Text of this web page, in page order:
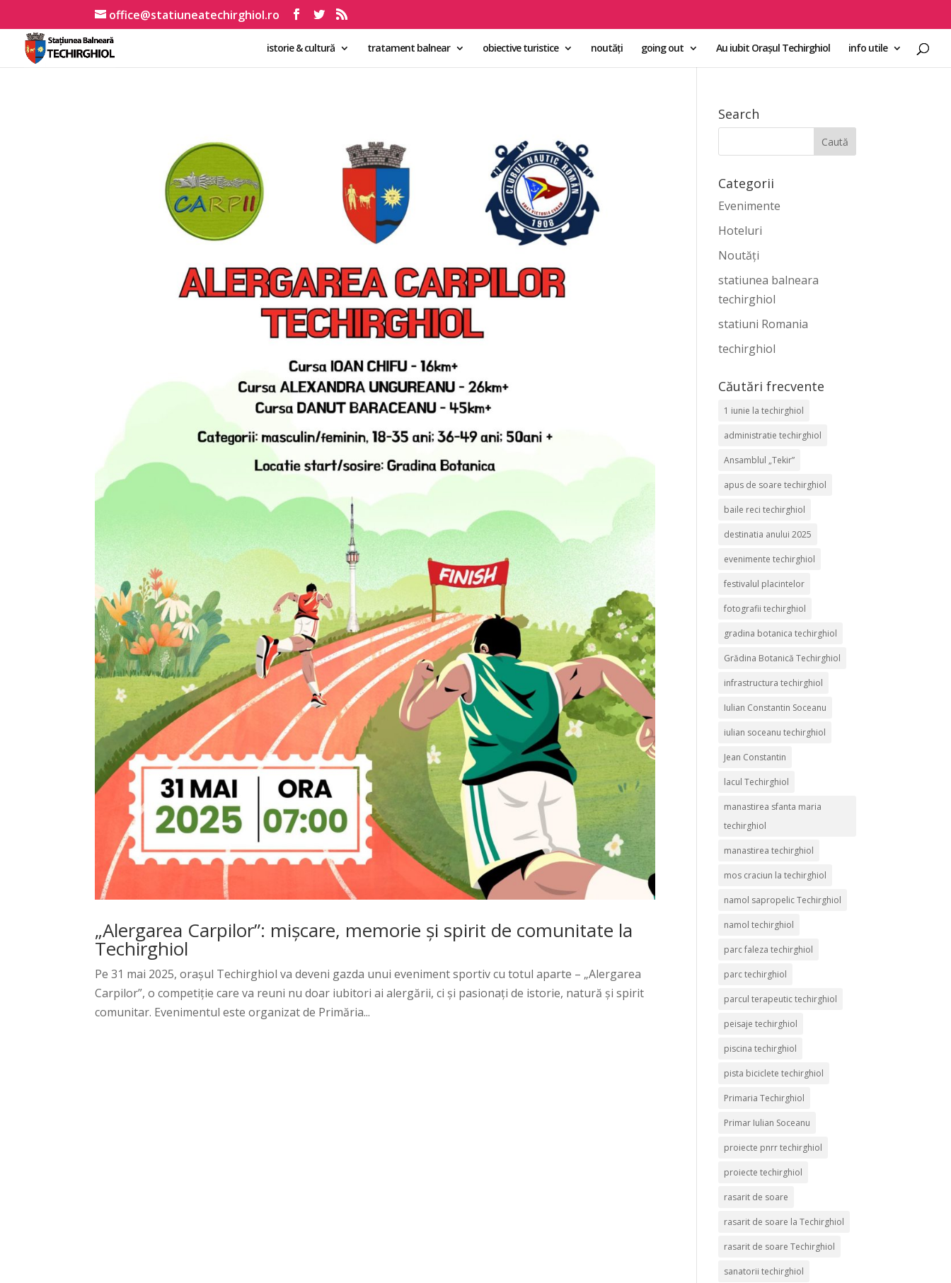
office@statiuneatechirghiol.ro
istorie & cultură tratament balnear obiective turistice noutăți going out Au iubit Orașul Techirghiol info utile
„Alergarea Carpilor”: mișcare, memorie și spirit de comunitate la
Techirghiol
Pe 31 mai 2025, orașul Techirghiol va deveni gazda unui eveniment sportiv cu totul aparte – „Alergarea
Carpilor”, o competiție care va reuni nu doar iubitori ai alergării, ci și pasionați de istorie, natură și spirit
comunitar. Evenimentul este organizat de Primăria...
Search
Categorii
Evenimente
Hoteluri
Noutăți
statiunea balneara
techirghiol
statiuni Romania
techirghiol
Căutări frecvente
1 iunie la techirghiol
administratie techirghiol
Ansamblul „Tekir”
apus de soare techirghiol
baile reci techirghiol
destinatia anului 2025
evenimente techirghiol
festivalul placintelor
fotografii techirghiol
gradina botanica techirghiol
Grădina Botanică Techirghiol
infrastructura techirghiol
Iulian Constantin Soceanu
iulian soceanu techirghiol
Jean Constantin
lacul Techirghiol
manastirea sfanta maria
techirghiol
manastirea techirghiol
mos craciun la techirghiol
namol sapropelic Techirghiol
namol techirghiol
parc faleza techirghiol
parc techirghiol
parcul terapeutic techirghiol
peisaje techirghiol
piscina techirghiol
pista biciclete techirghiol
Primaria Techirghiol
Primar Iulian Soceanu
proiecte pnrr techirghiol
proiecte techirghiol
rasarit de soare
rasarit de soare la Techirghiol
rasarit de soare Techirghiol
sanatorii techirghiol